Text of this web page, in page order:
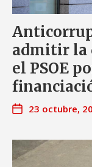
admitir la
el PSOE
23 octubre,